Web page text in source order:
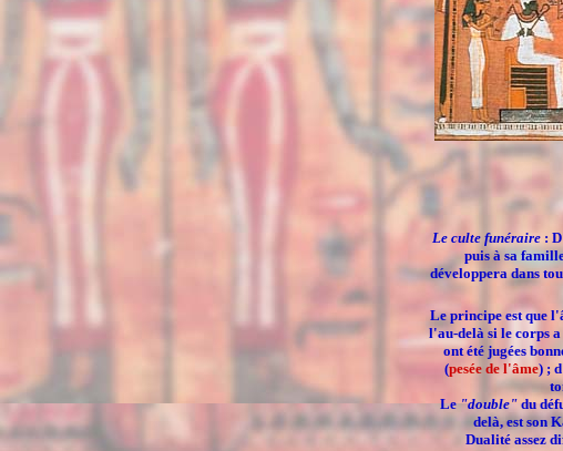
Le culte funéraire :
puis à sa
développera dans
Le principe est que
l'au-delà si le corps
ont été jugées
(pesée de l'âme) ;
Le"double"du
delà, est son
Dualité assez